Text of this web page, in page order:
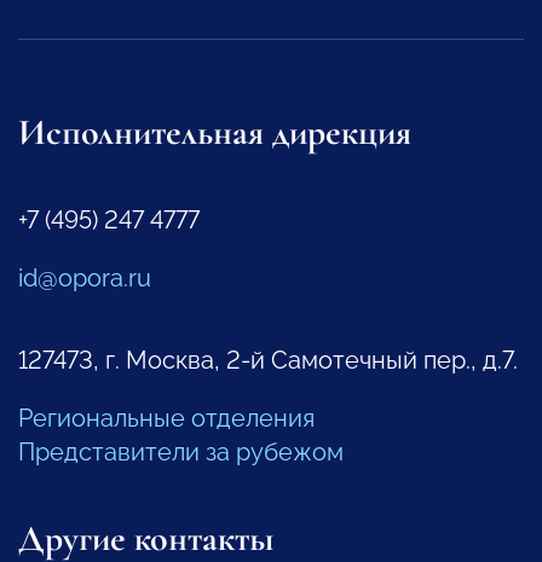
Исполнительная дирекция
+7 (495) 247 4777
id@opora.ru
127473, г. Москва, 2-й Самотечный пер., д.7.
Региональные отделения
Представители за рубежом
Другие контакты